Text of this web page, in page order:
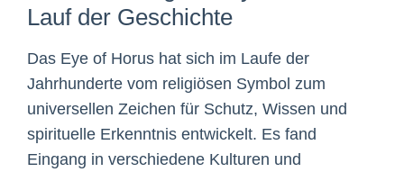
Lauf der Geschichte
Das Eye of Horus hat sich im Laufe der
Jahrhunderte vom religiösen Symbol zum
universellen Zeichen für Schutz, Wissen und
spirituelle Erkenntnis entwickelt. Es fand
Eingang in verschiedene Kulturen und